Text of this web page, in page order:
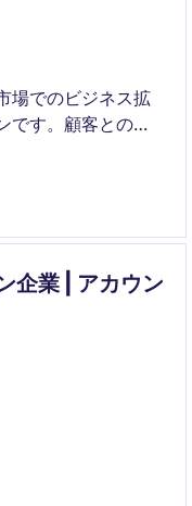
場でのビジネス拡
です。顧客との関
企業 | アカウン